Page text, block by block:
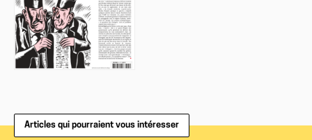
Articles qui pourraient vous intéresser